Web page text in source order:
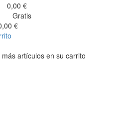
0,00 €
Gratis
€
más artículos en su carrito